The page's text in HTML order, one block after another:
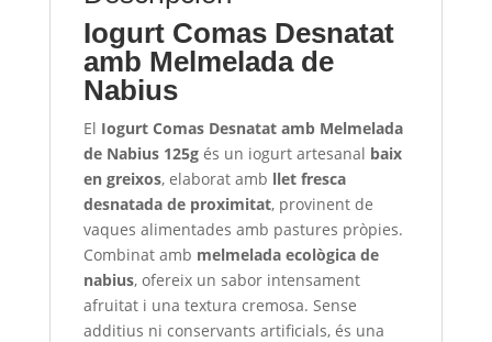
Iogurt Comas Desnatat
amb Melmelada de
Nabius
El Iogurt Comas Desnatat amb Melmelada
de Nabius 125gés un iogurt artesanal baix
en greixos, elaborat amb llet fresca
desnatada de proximitat, provinent de
vaques alimentades amb pastures pròpies.
Combinat amb melmelada ecològica de
nabius, ofereix un sabor intensament
afruitat i una textura cremosa. Sense
additius ni conservants artificials, és una